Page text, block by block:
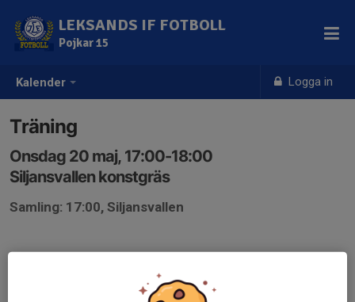
Kalender Logga in
LEKSANDS IF FOTBOLL
Pojkar 15
Träning
Onsdag 20 maj, 17:00-18:00
Siljansvallen konstgräs
Samling: 17:00, Siljansvallen